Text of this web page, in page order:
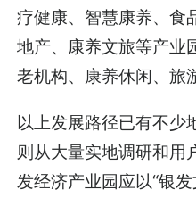
疗健康、智慧康养、食
地产、康养文旅等产业
老机构、康养休闲、旅
以上发展路径已有不少
则从大量实地调研和用
发经济产业园应以“银